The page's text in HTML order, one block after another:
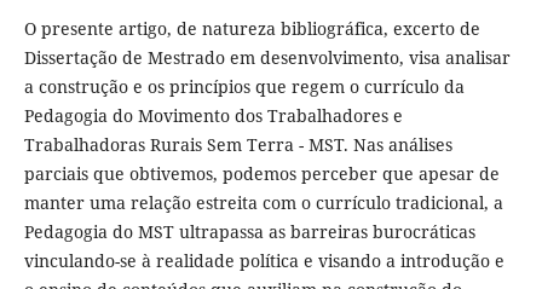
O presente artigo, de natureza bibliográfica, excerto de
Dissertação de Mestrado em desenvolvimento, visa analisar
a construção e os princípios que regem o currículo da
Pedagogia do Movimento dos Trabalhadores e
Trabalhadoras Rurais Sem Terra - MST. Nas análises
parciais que obtivemos, podemos perceber que apesar de
manter uma relação estreita com o currículo tradicional, a
Pedagogia do MST ultrapassa as barreiras burocráticas
vinculando-se à realidade política e visando a introdução e